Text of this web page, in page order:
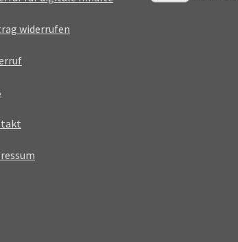
widerrufen